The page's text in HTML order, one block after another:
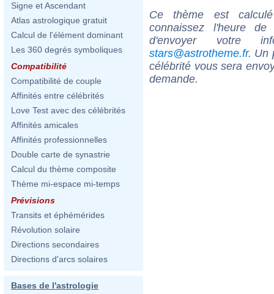
Signe et Ascendant
Atlas astrologique gratuit
Calcul de l'élément dominant
Les 360 degrés symboliques
Compatibilité
Compatibilité de couple
Affinités entre célébrités
Love Test avec des célébrités
Affinités amicales
Affinités professionnelles
Double carte de synastrie
Calcul du thème composite
Thème mi-espace mi-temps
Prévisions
Transits et éphémérides
Révolution solaire
Directions secondaires
Directions d'arcs solaires
Bases de l'astrologie
Ce thème est
connaissez l'heure
d'envoyer votre
stars@astrotheme.fr. Un
célébrité vous sera
demande.